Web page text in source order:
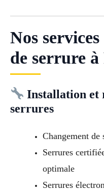
Nos
de serrure à
Installation et
serrures
Changement
Serrures
optimale
Serrures